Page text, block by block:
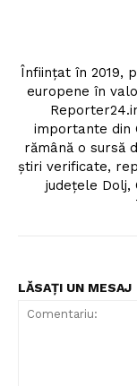
Înfiinţat în 2019,
europene în
importante din
rămână o sursă
ştiri verificate,
judeţele Dolj,
LĂSAȚI UN MESAJ